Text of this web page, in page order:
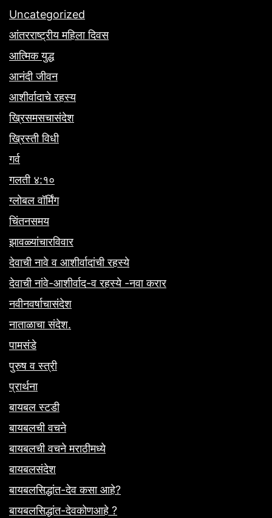
Uncategorized
आंतरराष्ट्रीय महिला दिवस
आत्मिक युद्ध
आनंदी जीवन
आशीर्वादाचे रहस्य
ख्रिसमसचासंदेश
ख्रिस्ती विधी
गर्व
गलती ४:१०
ग्लोबल वॉर्मिंग
चिंतनसमय
झावळ्यांचारविवार
देवाची नावे व आशीर्वादांची रहस्ये
देवाची नांवे-आशीर्वाद-व रहस्ये -नवा करार
नवीनवर्षाचासंदेश
नाताळाचा संदेश.
पामसंडे
पुरुष व स्त्री
प्रार्थना
बायबल स्टडी
बायबलची वचने
बायबलची वचने मराठीमध्ये
बायबलसंदेश
बायबलसिद्धांत-देव कसा आहे?
बायबलसिद्धांत-देवकोणआहे ?